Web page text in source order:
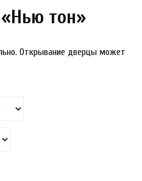
тон»
Открывание дверцы может